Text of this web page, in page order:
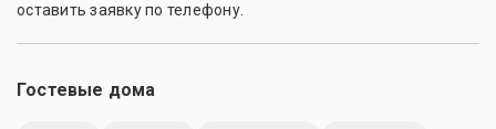
оставить заявку по телефону.
Гостевые дома